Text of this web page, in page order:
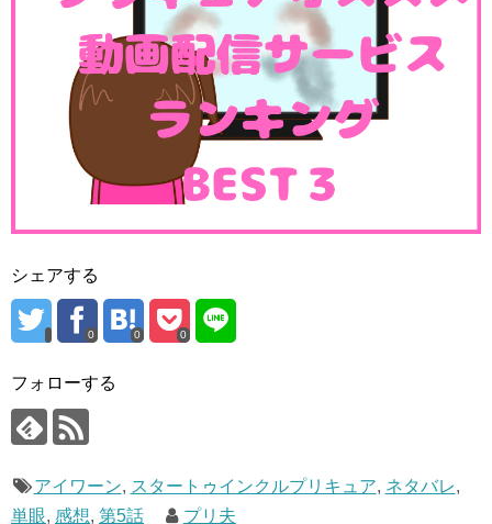
理に集中したいのかララちゃんたちを追い出してしまいま
この宇宙船もうかれこれ１か月以上ここに放置されてます
が、まだバレてないですね(^^;
かぐやちゃんのお父さんがあれだけ探して見つけられな
まあ、細かいことはいいですかね。
シェアする
0 0 0
フォローする
アイワーン, スタートゥインクルプリキュア, ネタバレ,
単眼, 感想, 第5話 プリ夫